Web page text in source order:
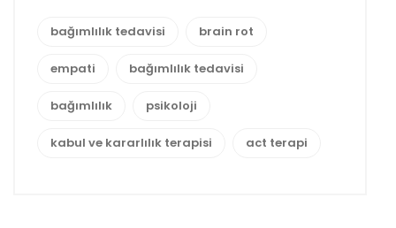
bağımlılık tedavisi brain rot
empati bağımlılık tedavisi
bağımlılık psikoloji
kabul ve kararlılık terapisi act terapi